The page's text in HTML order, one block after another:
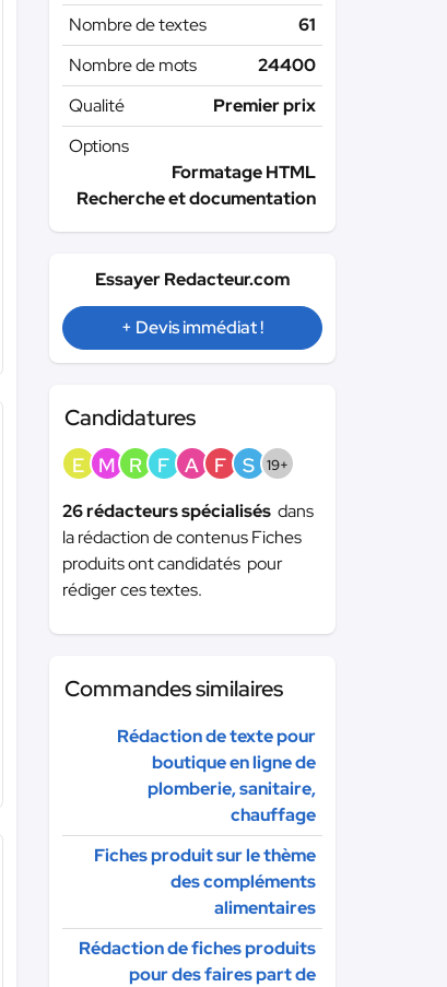
Nombre de textes
61
Nombre de mots
24400
Qualité
Premier prix
Options
Formatage HTML
Recherche et documentation
Essayer Redacteur.com
+ Devis immédiat !
Candidatures
E M R F A F S 19+
26 rédacteurs spécialisés dans
la rédaction de contenus Fiches
produits ont candidatés pour
rédiger ces textes.
Commandes similaires
Rédaction de texte pour
boutique en ligne de
plomberie, sanitaire,
chauffage
Fiches produit sur le thème
des compléments
alimentaires
Rédaction de fiches produits
pour des faires part de